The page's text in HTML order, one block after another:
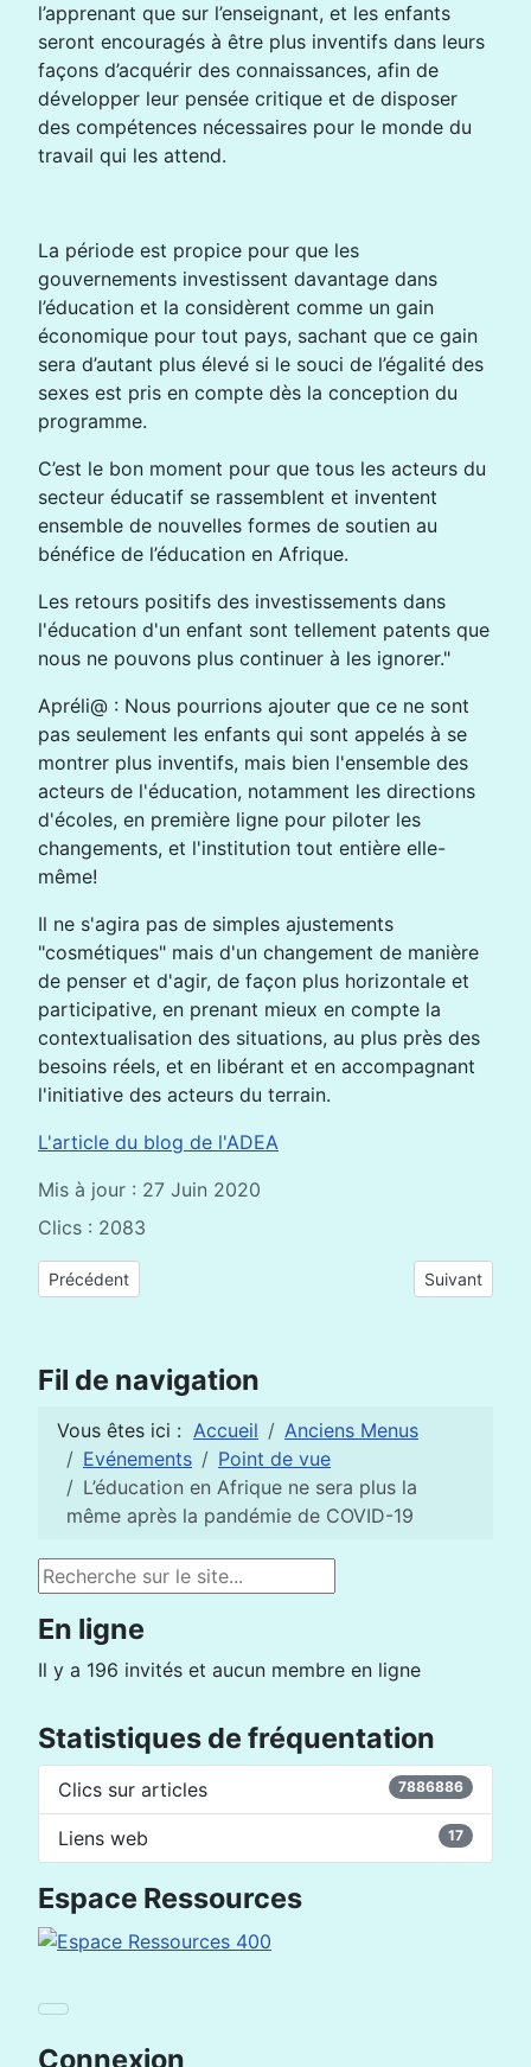
Espace Ressources
Connexion
l’apprenant que sur l’enseignant, et les enfants
seront encouragés à être plus inventifs dans leurs
façons d’acquérir des connaissances, afin de
développer leur pensée critique et de disposer
des compétences nécessaires pour le monde du
travail qui les attend.
La période est propice pour que les
gouvernements investissent davantage dans
l’éducation et la considèrent comme un gain
économique pour tout pays, sachant que ce gain
sera d’autant plus élevé si le souci de l’égalité des
sexes est pris en compte dès la conception du
programme.
C’est le bon moment pour que tous les acteurs du
secteur éducatif se rassemblent et inventent
ensemble de nouvelles formes de soutien au
bénéfice de l’éducation en Afrique.
Les retours positifs des investissements dans
l'éducation d'un enfant sont tellement patents que
nous ne pouvons plus continuer à les ignorer."
Apréli@ : Nous pourrions ajouter que ce ne sont
pas seulement les enfants qui sont appelés à se
montrer plus inventifs, mais bien l'ensemble des
acteurs de l'éducation, notamment les directions
d'écoles, en première ligne pour piloter les
changements, et l'institution tout entière elle-
même!
Il ne s'agira pas de simples ajustements
"cosmétiques" mais d'un changement de manière
de penser et d'agir, de façon plus horizontale et
participative, en prenant mieux en compte la
contextualisation des situations, au plus près des
besoins réels, et en libérant et en accompagnant
l'initiative des acteurs du terrain.
L'article du blog de l'ADEA
Mis à jour : 27 Juin 2020
Clics : 2083
Article précédent : Numérique et approche globale en
Précédent Article
Suivant
Fil de navigation
Vous êtes ici : Accueil
Anciens Menus
Evénements
Point de vue
L’éducation en Afrique ne sera plus la
même après la pandémie de COVID-19
Rechercher
En ligne
Il y a 196 invités et aucun membre en ligne
Statistiques de fréquentation
Clics sur articles 7886886
Liens web 17